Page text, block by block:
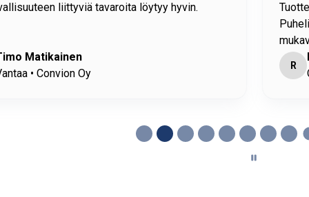
tiedot löytyivät helposti sivuiltanne.
• Ysitien Auto Oy
H